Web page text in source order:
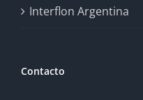
Interflon Argentina
Contacto